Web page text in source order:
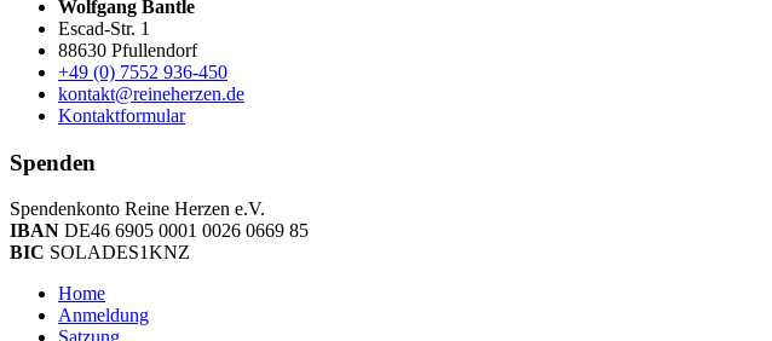
Wolfgang Bantle
Escad-Str. 1
88630 Pfullendorf
+49 (0) 7552 936-450
kontakt@reineherzen.de
Kontaktformular
Spenden
Spendenkonto Reine Herzen e.V.
IBAN DE46 6905 0001 0026 0669 85
BIC SOLADES1KNZ
Home
Anmeldung